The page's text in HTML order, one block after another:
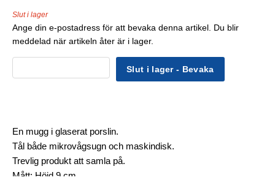
Slut i lager
Ange din e-postadress för att bevaka denna artikel. Du blir
meddelad när artikeln åter är i lager.
Slut i lager - Bevaka
En mugg i glaserat porslin.
Tål både mikrovågsugn och maskindisk.
Trevlig produkt att samla på.
Mått: Höjd 9 cm